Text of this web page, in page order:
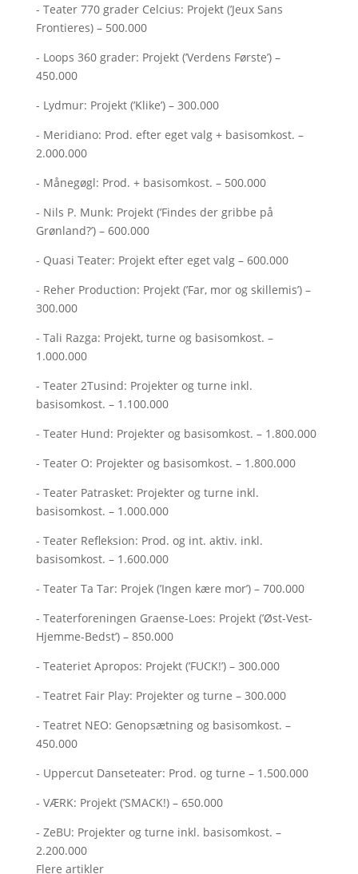
- Teater 770 grader Celcius: Projekt (’Jeux Sans
Frontieres) – 500.000
- Loops 360 grader: Projekt (’Verdens Første’) –
450.000
- Lydmur: Projekt (’Klike’) – 300.000
- Meridiano: Prod. efter eget valg + basisomkost. –
2.000.000
- Månegøgl: Prod. + basisomkost. – 500.000
- Nils P. Munk: Projekt (’Findes der gribbe på
Grønland?’) – 600.000
- Quasi Teater: Projekt efter eget valg – 600.000
- Reher Production: Projekt (’Far, mor og skillemis’) –
300.000
- Tali Razga: Projekt, turne og basisomkost. –
1.000.000
- Teater 2Tusind: Projekter og turne inkl.
basisomkost. – 1.100.000
- Teater Hund: Projekter og basisomkost. – 1.800.000
- Teater O: Projekter og basisomkost. – 1.800.000
- Teater Patrasket: Projekter og turne inkl.
basisomkost. – 1.000.000
- Teater Refleksion: Prod. og int. aktiv. inkl.
basisomkost. – 1.600.000
- Teater Ta Tar: Projek (’Ingen kære mor’) – 700.000
- Teaterforeningen Graense-Loes: Projekt (’Øst-Vest-
Hjemme-Bedst’) – 850.000
- Teateriet Apropos: Projekt (’FUCK!’) – 300.000
- Teatret Fair Play: Projekter og turne – 300.000
- Teatret NEO: Genopsætning og basisomkost. –
450.000
- Uppercut Danseteater: Prod. og turne – 1.500.000
- VÆRK: Projekt (’SMACK!) – 650.000
- ZeBU: Projekter og turne inkl. basisomkost. –
2.200.000
Flere artikler